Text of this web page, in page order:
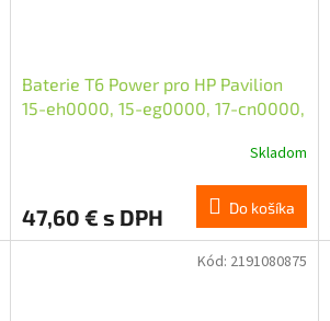
Baterie T6 Power pro HP Pavilion
15-eh0000, 15-eg0000, 17-cn0000,
Skladom
47,60 € s DPH Do košíka
Kód: 2191080875